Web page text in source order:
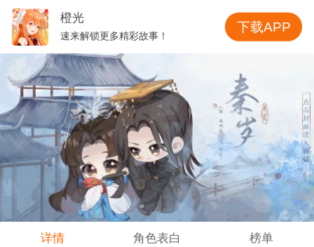
详情 角色表白 榜单
橙光
速来解锁更多精彩故事！
下载APP